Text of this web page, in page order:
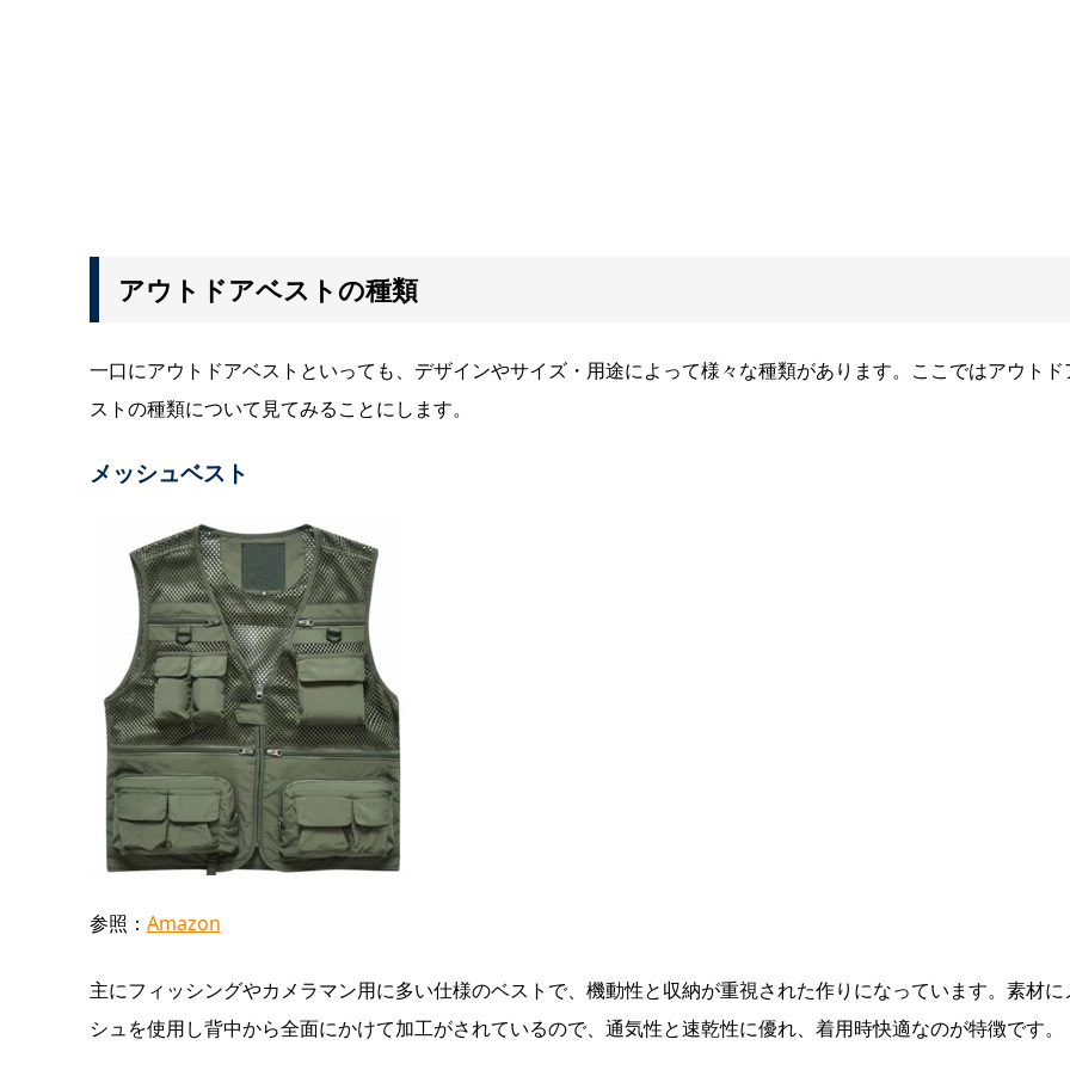
アウトドアベストの種類
一口にアウトドアベストといっても、デザインやサイズ・用途によって様々な種類があります。ここではアウトド
ストの種類について見てみることにします。
メッシュベスト
参照： Amazon
主にフィッシングやカメラマン用に多い仕様のベストで、機動性と収納が重視された作りになっています。素材に
シュを使用し背中から全面にかけて加工がされているので、通気性と速乾性に優れ、着用時快適なのが特徴です。